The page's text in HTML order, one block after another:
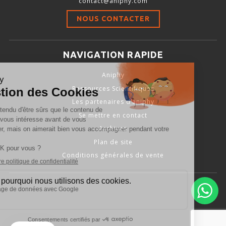
Stimulation-évaluation Thermique
ACTIVITÉ LOCOMOTRICE ET EXPLORATOIRE
COORDINATION ET SENSORI-MOTEUR
RYTHMES CIRCADIENS
DÉVELOPPEMENTS À FAÇON
PORTIQUES & STATIONS D’ANÉSTHÉSIE
ASPIRATEURS ET CARTOUCHES CHARBON ACTIF
ÉVAPORATEURS
NOUS CONTACTER
NAVIGATION RAPIDE
Aniphy
Ressources Scientifiques
Les partenaires d’aniphy
Se mettre en contact
Archives
Plan de site
Conditions générales de vente